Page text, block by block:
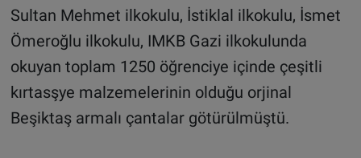
Sultan Mehmet ilkokulu, İstiklal ilkokulu, İsmet
Ömeroğlu ilkokulu, IMKB Gazi ilkokulunda
okuyan toplam 1250 öğrenciye içinde çeşitli
kırtasşye malzemelerinin olduğu orjinal
Beşiktaş armalı çantalar götürülmüştü.